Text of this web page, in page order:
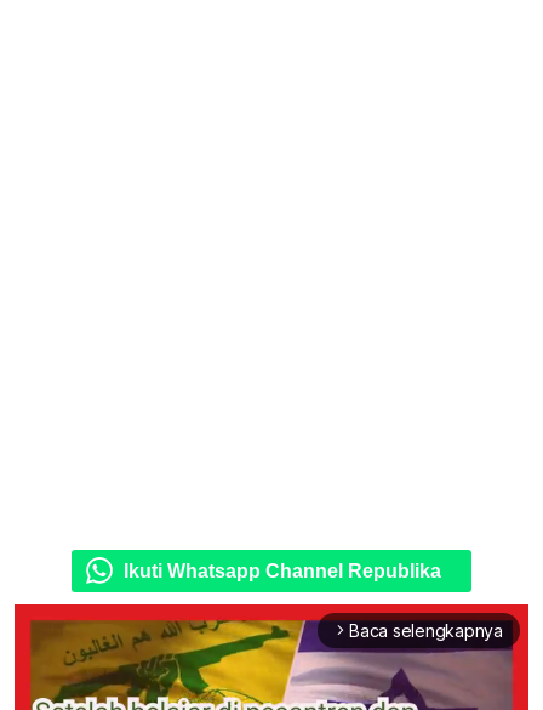
Ikuti Whatsapp Channel Republika
arrow_forward_ios Baca selengkapnya